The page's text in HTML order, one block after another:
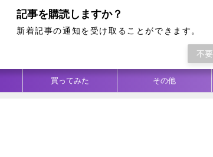
買ってみた その他
記事を購読しますか？
新着記事の通知を受け取ることができます。
不要